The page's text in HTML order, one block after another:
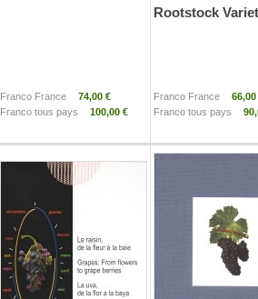
Franco France
74,00 €
Franco tous pays
100,00 €
Rootstock
Franco France
66,00
Franco tous pays